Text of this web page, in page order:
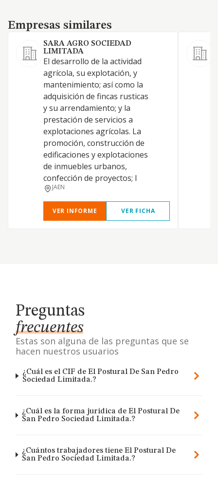
Empresas similares
Empresas similares
SARA AGRO SOCIEDAD
LIMITADA
El desarrollo de la actividad
agrícola, su explotación, y
mantenimiento; así como la
adquisición de fincas rusticas
y su arrendamiento; y la
prestación de servicios a
explotaciones agrícolas. La
promoción, construcción de
edificaciones y explotaciones
de inmuebles urbanos,
confección de proyectos; l
JAEN
VER INFORME VER FICHA
Preguntas
frecuentes
Estas son alguna de las preguntas que se
hacen nuestros usuarios
¿Cuál es el CIF de El Postural De San Pedro
Sociedad Limitada.?
¿Cuál es la forma jurídica de El Postural De
San Pedro Sociedad Limitada.?
¿Cuántos trabajadores tiene El Postural De
San Pedro Sociedad Limitada.?